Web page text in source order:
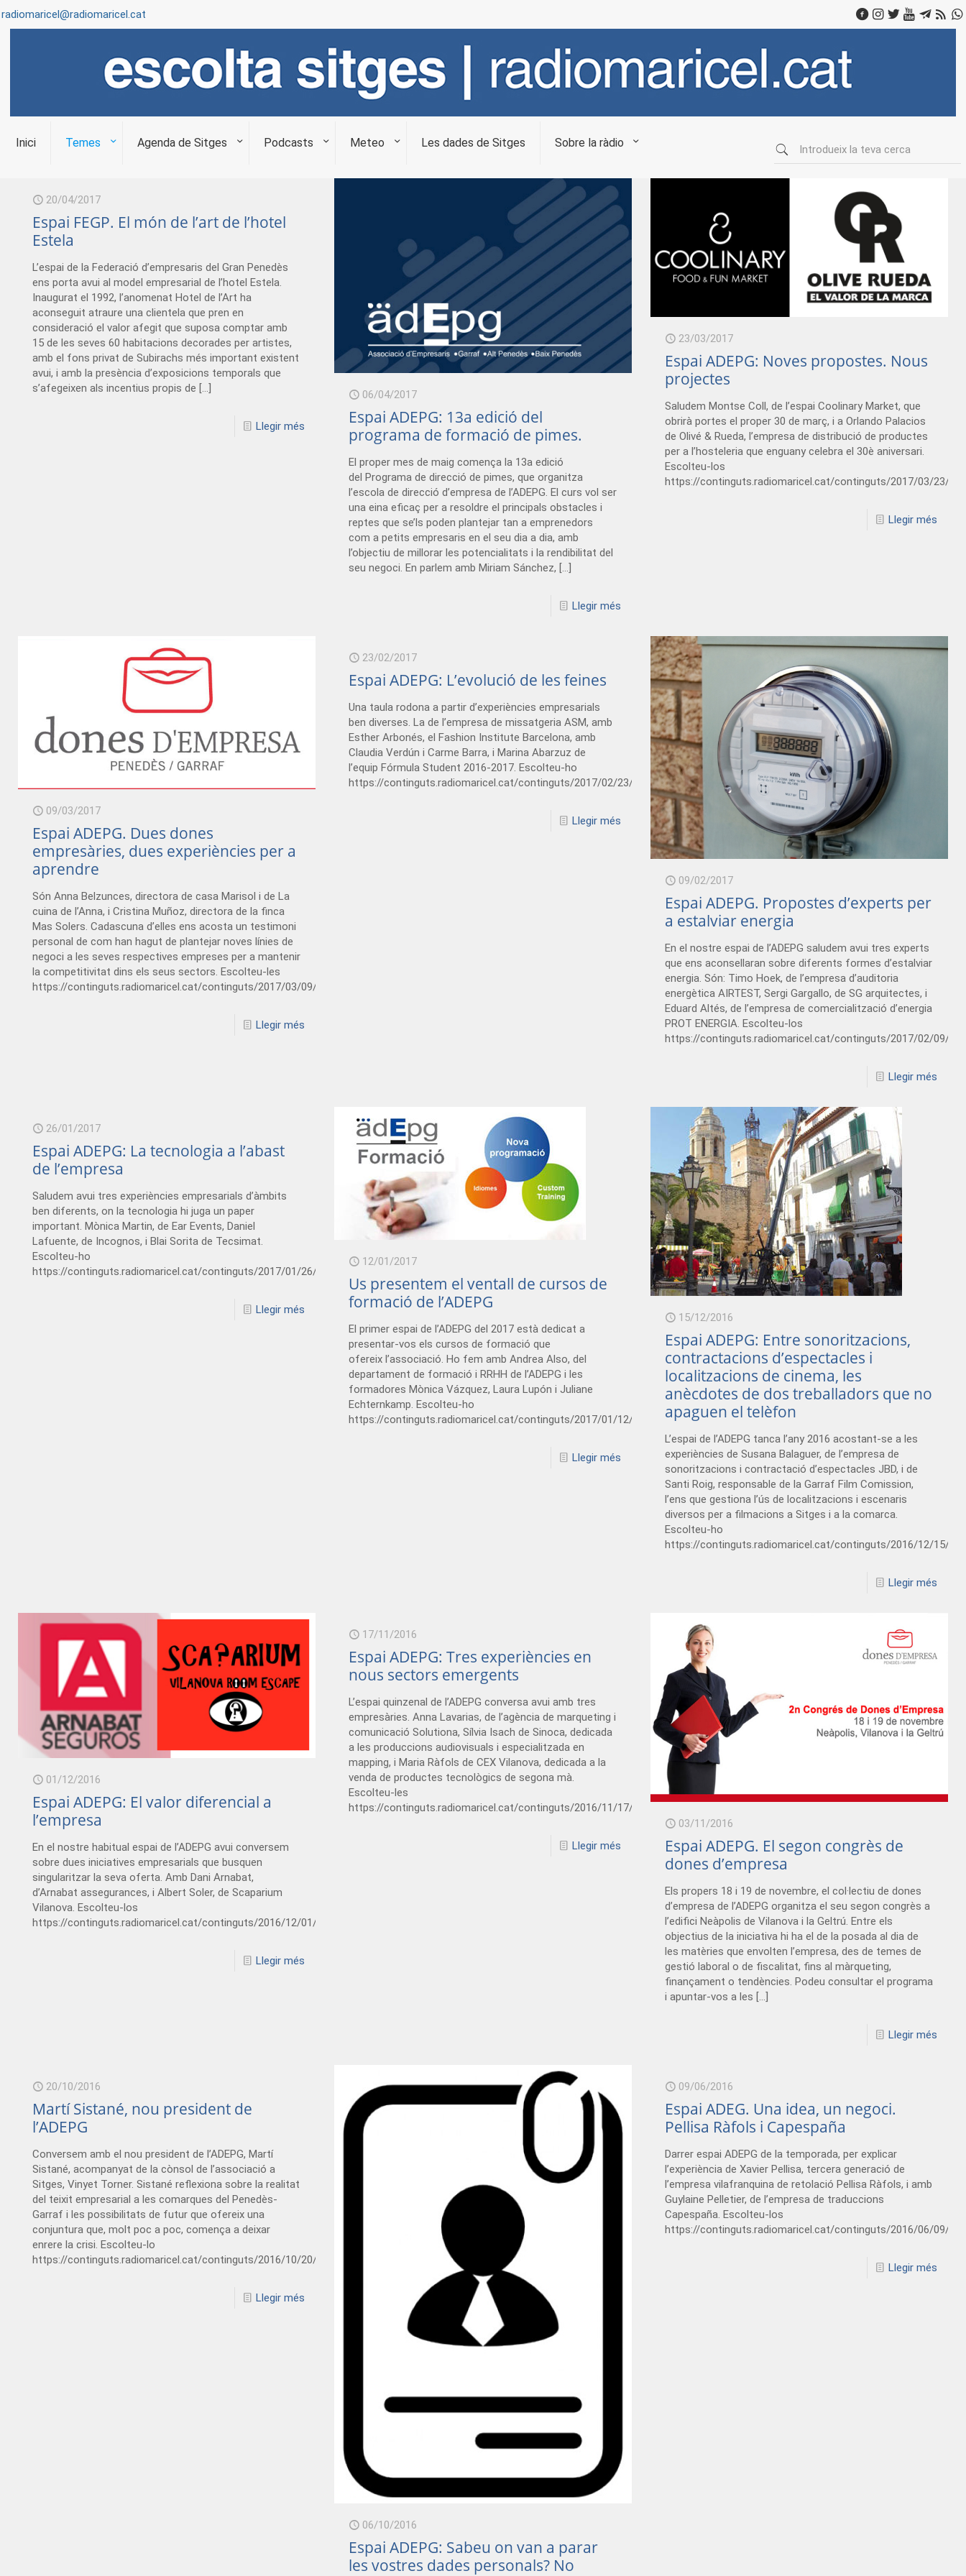
radiomaricel@radiomaricel.cat
Inici Temes Agenda de Sitges Podcasts Meteo Les dades de Sitges Sobre la ràdio
20/04/2017
Espai FEGP. El món de l’art de l’hotel
Estela
L’espai de la Federació d’empresaris del Gran Penedès
ens porta avui al model empresarial de l’hotel Estela.
Inaugurat el 1992, l’anomenat Hotel de l’Art ha
aconseguit atraure una clientela que pren en
consideració el valor afegit que suposa comptar amb
15 de les seves 60 habitacions decorades per artistes,
amb el fons privat de Subirachs més important existent
avui, i amb la presència d’exposicions temporals que
s’afegeixen als incentius propis de […]
Llegir més
06/04/2017
Espai ADEPG: 13a edició del
programa de formació de pimes.
El proper mes de maig comença la 13a edició
del Programa de direcció de pimes, que organitza
l’escola de direcció d’empresa de l’ADEPG. El curs vol ser
una eina eficaç per a resoldre el principals obstacles i
reptes que se’ls poden plantejar tan a emprenedors
com a petits empresaris en el seu dia a dia, amb
l’objectiu de millorar les potencialitats i la rendibilitat del
seu negoci. En parlem amb Miriam Sánchez, […]
Llegir més
23/03/2017
Espai ADEPG: Noves propostes. Nous
projectes
Saludem Montse Coll, de l’espai Coolinary Market, que
obrirà portes el proper 30 de març, i a Orlando Palacios
de Olivé & Rueda, l’empresa de distribució de productes
per a l’hosteleria que enguany celebra el 30è aniversari.
Escolteu-los
https://continguts.radiomaricel.cat/continguts/2017/03/23/
Llegir més
09/03/2017
Espai ADEPG. Dues dones
empresàries, dues experiències per a
aprendre
Són Anna Belzunces, directora de casa Marisol i de La
cuina de l’Anna, i Cristina Muñoz, directora de la finca
Mas Solers. Cadascuna d’elles ens acosta un testimoni
personal de com han hagut de plantejar noves línies de
negoci a les seves respectives empreses per a mantenir
la competitivitat dins els seus sectors. Escolteu-les
https://continguts.radiomaricel.cat/continguts/2017/03/09/adeg_09032017.mp3
Llegir més
23/02/2017
Espai ADEPG: L’evolució de les feines
Una taula rodona a partir d’experiències empresarials
ben diverses. La de l’empresa de missatgeria ASM, amb
Esther Arbonés, el Fashion Institute Barcelona, amb
Claudia Verdún i Carme Barra, i Marina Abarzuz de
l’equip Fórmula Student 2016-2017. Escolteu-ho
https://continguts.radiomaricel.cat/continguts/2017/02/23/adeg_23022017.mp3
Llegir més
09/02/2017
Espai ADEPG. Propostes d’experts per
a estalviar energia
En el nostre espai de l’ADEPG saludem avui tres experts
que ens aconsellaran sobre diferents formes d’estalviar
energia. Són: Timo Hoek, de l’empresa d’auditoria
energètica AIRTEST, Sergi Gargallo, de SG arquitectes, i
Eduard Altés, de l’empresa de comercialització d’energia
PROT ENERGIA. Escolteu-los
https://continguts.radiomaricel.cat/continguts/2017/02/09/
Llegir més
26/01/2017
Espai ADEPG: La tecnologia a l’abast
de l’empresa
Saludem avui tres experiències empresarials d’àmbits
ben diferents, on la tecnologia hi juga un paper
important. Mònica Martin, de Ear Events, Daniel
Lafuente, de Incognos, i Blai Sorita de Tecsimat.
Escolteu-ho
https://continguts.radiomaricel.cat/continguts/2017/01/26/adeg_26012017.mp3
Llegir més
12/01/2017
Us presentem el ventall de cursos de
formació de l’ADEPG
El primer espai de l’ADEPG del 2017 està dedicat a
presentar-vos els cursos de formació que
ofereix l’associació. Ho fem amb Andrea Also, del
departament de formació i RRHH de l’ADEPG i les
formadores Mònica Vázquez, Laura Lupón i Juliane
Echternkamp. Escolteu-ho
https://continguts.radiomaricel.cat/continguts/2017/01/12/adeg_12012017.mp3
Llegir més
15/12/2016
Espai ADEPG: Entre sonoritzacions,
contractacions d’espectacles i
localitzacions de cinema, les
anècdotes de dos treballadors que no
apaguen el telèfon
L’espai de l’ADEPG tanca l’any 2016 acostant-se a les
experiències de Susana Balaguer, de l’empresa de
sonoritzacions i contractació d’espectacles JBD, i de
Santi Roig, responsable de la Garraf Film Comission,
l’ens que gestiona l’ús de localitzacions i escenaris
diversos per a filmacions a Sitges i a la comarca.
Escolteu-ho
https://continguts.radiomaricel.cat/continguts/2016/12/15/
Llegir més
01/12/2016
Espai ADEPG: El valor diferencial a
l’empresa
En el nostre habitual espai de l’ADEPG avui conversem
sobre dues iniciatives empresarials que busquen
singularitzar la seva oferta. Amb Dani Arnabat,
d’Arnabat assegurances, i Albert Soler, de Scaparium
Vilanova. Escolteu-los
https://continguts.radiomaricel.cat/continguts/2016/12/01/adeg_01122016.mp3
Llegir més
17/11/2016
Espai ADEPG: Tres experiències en
nous sectors emergents
L’espai quinzenal de l’ADEPG conversa avui amb tres
empresàries. Anna Lavarias, de l’agència de marqueting i
comunicació Solutiona, Sílvia Isach de Sinoca, dedicada
a les produccions audiovisuals i especialitzada en
mapping, i Maria Ràfols de CEX Vilanova, dedicada a la
venda de productes tecnològics de segona mà.
Escolteu-les
https://continguts.radiomaricel.cat/continguts/2016/11/17/adeg_17112016.mp3
Llegir més
03/11/2016
Espai ADEPG. El segon congrès de
dones d’empresa
Els propers 18 i 19 de novembre, el col·lectiu de dones
d’empresa de l’ADEPG organitza el seu segon congrès a
l’edifici Neàpolis de Vilanova i la Geltrú. Entre els
objectius de la iniciativa hi ha el de la posada al dia de
les matèries que envolten l’empresa, des de temes de
gestió laboral o de fiscalitat, fins al màrqueting,
finançament o tendències. Podeu consultar el programa
i apuntar-vos a les […]
Llegir més
20/10/2016
Martí Sistané, nou president de
l’ADEPG
Conversem amb el nou president de l’ADEPG, Martí
Sistané, acompanyat de la cònsol de l’associació a
Sitges, Vinyet Torner. Sistané reflexiona sobre la realitat
del teixit empresarial a les comarques del Penedès-
Garraf i les possibilitats de futur que ofereix una
conjuntura que, molt poc a poc, comença a deixar
enrere la crisi. Escolteu-lo
https://continguts.radiomaricel.cat/continguts/2016/10/20/adeg_20102016.mp3
Llegir més
06/10/2016
Espai ADEPG: Sabeu on van a parar
les vostres dades personals? No
09/06/2016
Espai ADEG. Una idea, un negoci.
Pellisa Ràfols i Capespaña
Darrer espai ADEPG de la temporada, per explicar
l’experiència de Xavier Pellisa, tercera generació de
l’empresa vilafranquina de retolació Pellisa Ràfols, i amb
Guylaine Pelletier, de l’empresa de traduccions
Capespaña. Escolteu-los
https://continguts.radiomaricel.cat/continguts/2016/06/09/
Llegir més